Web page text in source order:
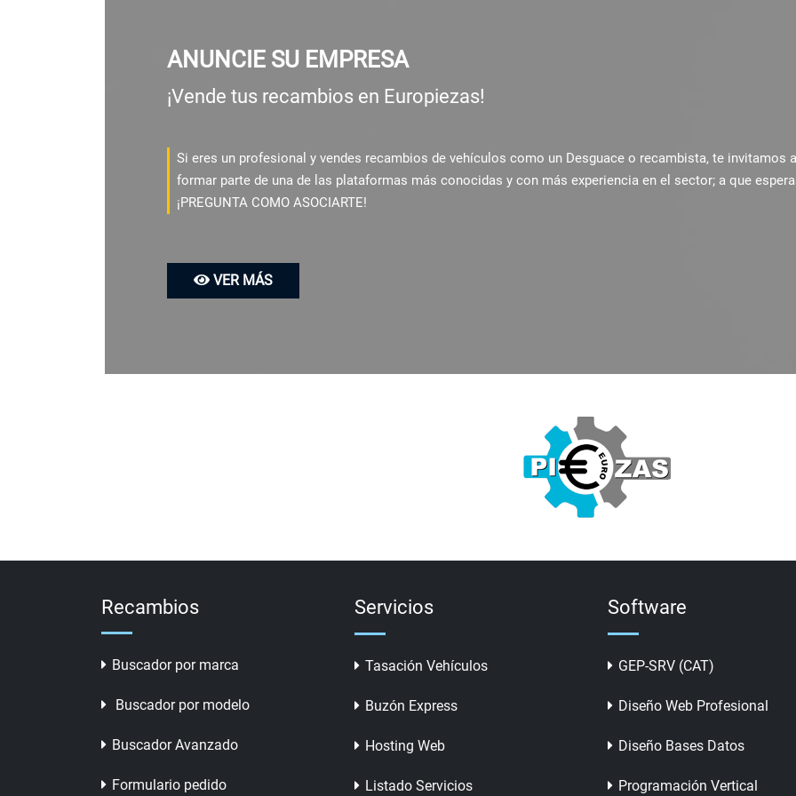
ANUNCIE SU EMPRESA
¡Vende tus recambios en Europiezas!
Si eres un profesional y vendes recambios de vehículos como un Desguace o recambista, te invitamos a
formar parte de una de las plataformas más conocidas y con más experiencia en el sector; a que
¡PREGUNTA COMO ASOCIARTE!
VER MÁS
Recambios
Buscador por marca
Buscador por modelo
Buscador Avanzado
Formulario pedido
Servicios
Tasación Vehículos
Buzón Express
Hosting Web
Listado Servicios
Software
GEP-SRV (CAT)
Diseño Web Profesional
Diseño Bases Datos
Programación Vertical